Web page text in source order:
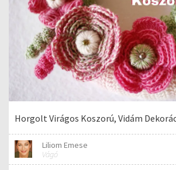
Horgolt Virágos Koszorú, Vidám
Liliom Emese
Vágó